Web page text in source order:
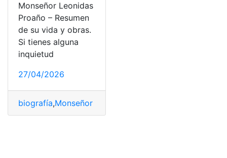
Monseñor Leonidas
Proaño – Resumen
de su vida y obras.
Si tienes alguna
inquietud
27/04/2026
biografía,Monseñor Leonidas Proaño